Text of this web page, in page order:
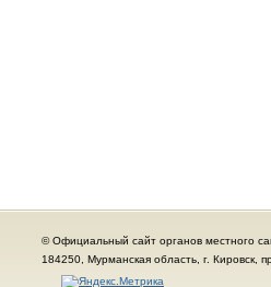
© Официальный сайт органов местного
184250, Мурманская область, г. Кировск,